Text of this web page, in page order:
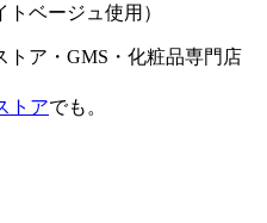
ベージュ使用）
トア・GMS・化粧品専門店
トアでも。